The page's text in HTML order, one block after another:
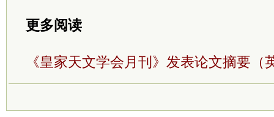
更多阅读
《皇家天文学会月刊》发表论文摘要（